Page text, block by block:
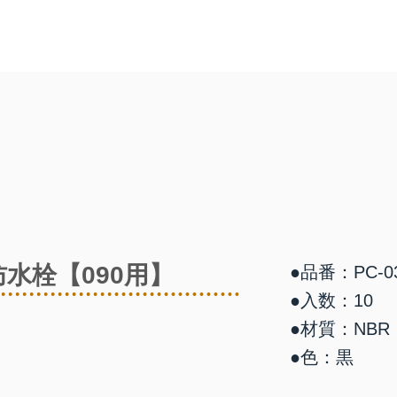
栓【090用】
●品番：PC-
●入数：10
●材質：NBR
●色：黒